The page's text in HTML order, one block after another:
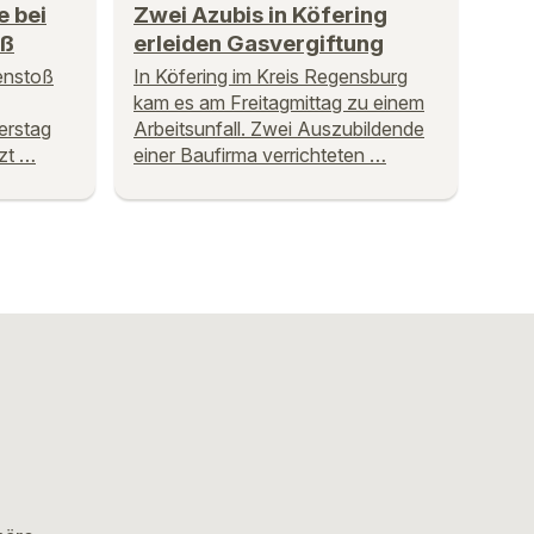
bei
…
Zwei Azubis in Köfering
erleiden Gasvergiftung
In Köfering im Kreis Regensburg
kam es am Freitagmittag zu einem
Arbeitsunfall. Zwei Auszubildende
einer Baufirma verrichteten …